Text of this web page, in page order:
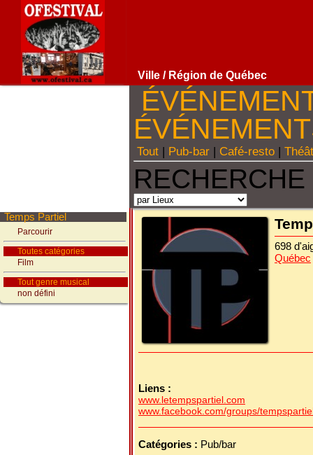
Ville / Région de Québec
Temps Partiel
Parcourir
Toutes catégories
Film
Tout genre musical
non défini
Tout | Pub-bar | Café-resto |
698
Québec
Liens :
www.letempspartiel.com
www.facebook.com/groups/
Catégories : Pub/bar